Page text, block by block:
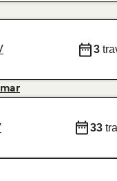
3
33